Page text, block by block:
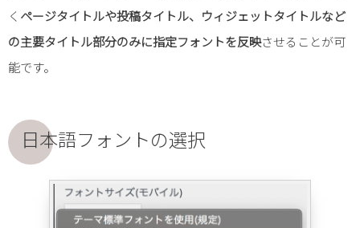
く ページタイトルや投稿タイトル、ウィジェットタイトルなど
の主要タイトル部分のみに指定フォントを反映させることが可
能です。
日本語フォントの選択